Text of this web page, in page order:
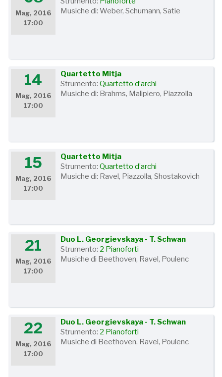
Mag, 2016
17:00
Musiche di: Weber, Schumann, Satie
14
Mag, 2016
17:00
Quartetto Mitja
Strumento:Quartetto d’archi
Musiche di: Brahms, Malipiero, Piazzolla
15
Mag, 2016
17:00
Quartetto Mitja
Strumento:Quartetto d’archi
Musiche di: Ravel, Piazzolla, Shostakovich
21
Mag, 2016
17:00
Duo L. Georgievskaya - T. Schwan
Strumento: 2 Pianoforti
Musiche di Beethoven, Ravel, Poulenc
22
Mag, 2016
17:00
Duo L. Georgievskaya - T. Schwan
Strumento: 2 Pianoforti
Musiche di Beethoven, Ravel, Poulenc